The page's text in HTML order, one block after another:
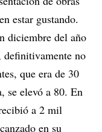
estar gustando.
diciembre del año
definitivamente no
que era de 30
se elevó a 80. En
a 2 mil
en su